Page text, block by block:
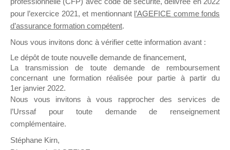
Ce groupe est destiné aux Organismes de
Formation qui souhaitent répondre à l’Appel à
Propositions Mallette du Dirigeant.
sur lequel il est possible de laisser un message
ou poser une question.
NB : Il est nécessaire d’être
pouvoir rejoindre ce groupe
pour l’exercice 2021, et mentionnant l’AGEFICE comme fonds
d’assurance formation compétent.
Nous vous invitons donc à vérifier cette information avant :
Le dépôt de toute nouvelle demande de financement,
La transmission de toute demande de remboursement
concernant une formation réalisée pour partie à partir du
1er janvier 2022.
Nous vous invitons à vous rapprocher des services de
l’Urssaf pour toute demande de renseignement
complémentaire.
Stéphane Kirn,